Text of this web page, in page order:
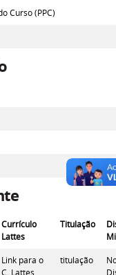
Curso (PPC)
Currículo
Lattes
Titulação
Link para o
titulação